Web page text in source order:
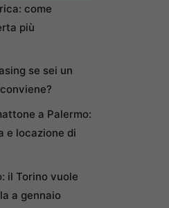
come
più
se sei un
a Palermo:
e locazione di
il Torino vuole
a gennaio